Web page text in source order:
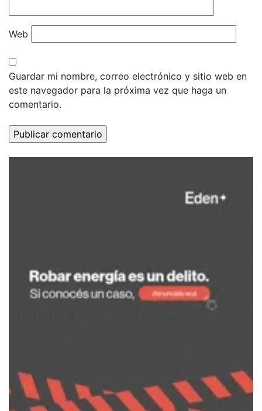
Web
Guardar mi nombre, correo electrónico y sitio web en
este navegador para la próxima vez que haga un
comentario.